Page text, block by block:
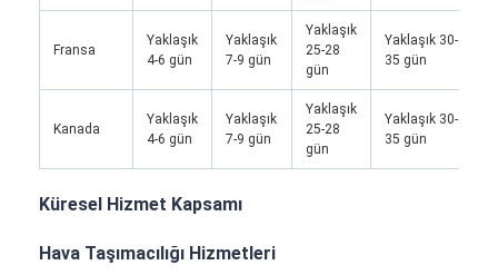
Fransa
Yaklaşık
4-6 gün
Yaklaşık
7-9 gün
Yaklaşık
25-28
gün
Yaklaşık 30-
35 gün
Kanada
Yaklaşık
4-6 gün
Yaklaşık
7-9 gün
Yaklaşık
25-28
gün
Yaklaşık 30-
35 gün
Küresel Hizmet Kapsamı
Hava Taşımacılığı Hizmetleri